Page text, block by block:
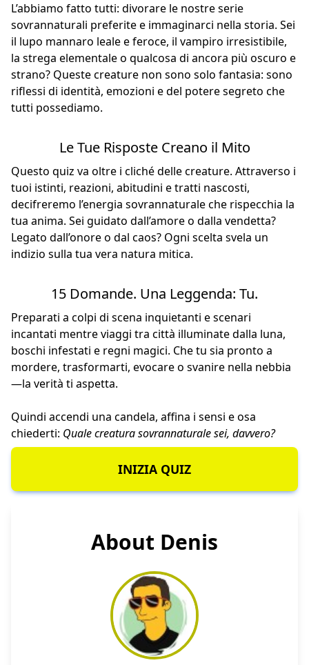
L’abbiamo fatto tutti: divorare le nostre serie
sovrannaturali preferite e immaginarci nella storia. Sei
il lupo mannaro leale e feroce, il vampiro irresistibile,
la strega elementale o qualcosa di ancora più oscuro e
strano? Queste creature non sono solo fantasia: sono
riflessi di identità, emozioni e del potere segreto che
tutti possediamo.
Le Tue Risposte Creano il Mito
Questo quiz va oltre i cliché delle creature. Attraverso i
tuoi istinti, reazioni, abitudini e tratti nascosti,
decifreremo l’energia sovrannaturale che rispecchia la
tua anima. Sei guidato dall’amore o dalla vendetta?
Legato dall’onore o dal caos? Ogni scelta svela un
indizio sulla tua vera natura mitica.
15 Domande. Una Leggenda: Tu.
Preparati a colpi di scena inquietanti e scenari
incantati mentre viaggi tra città illuminate dalla luna,
boschi infestati e regni magici. Che tu sia pronto a
mordere, trasformarti, evocare o svanire nella nebbia
—la verità ti aspetta.
Quindi accendi una candela, affina i sensi e osa
chiederti: Quale creatura sovrannaturale sei, davvero?
INIZIA QUIZ
About Denis